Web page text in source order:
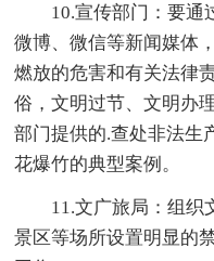
10.宣传部门：要通过
微博、微信等新闻媒体
燃放的危害和有关法律
俗，文明过节、文明办
部门提供的.查处非法生
花爆竹的典型案例。
11.文广旅局：组织
景区等场所设置明显的